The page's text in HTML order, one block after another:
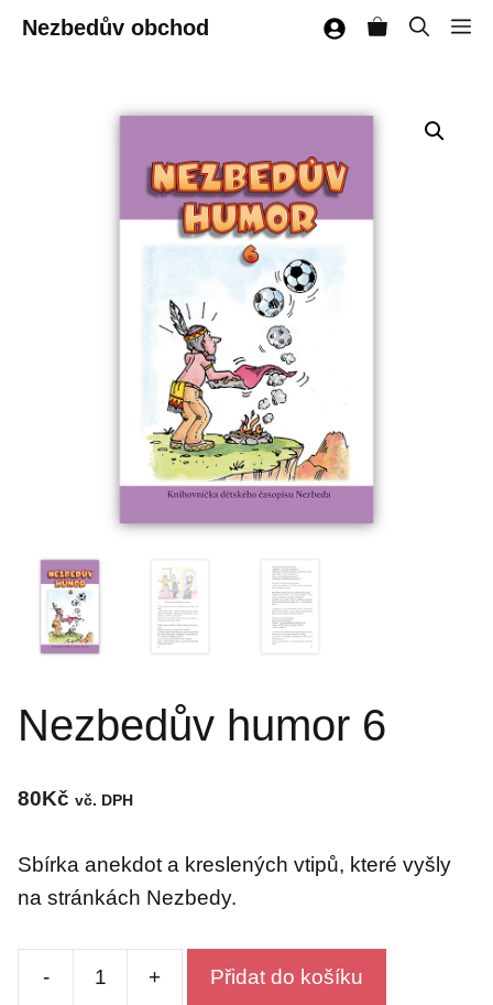
Přeskočit
Nezbedův obchod
Nezbedův humor 6
80Kč vč. DPH
Sbírka anekdot a kreslených vtipů, které vyšly
na stránkách Nezbedy.
-
Nezbedův
+ Přidat do košíku